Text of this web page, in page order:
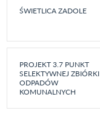
ŚWIETLICA ZADOLE
PROJEKT 3.7 PUNKT
SELEKTYWNEJ ZBIÓRKI
ODPADÓW
KOMUNALNYCH